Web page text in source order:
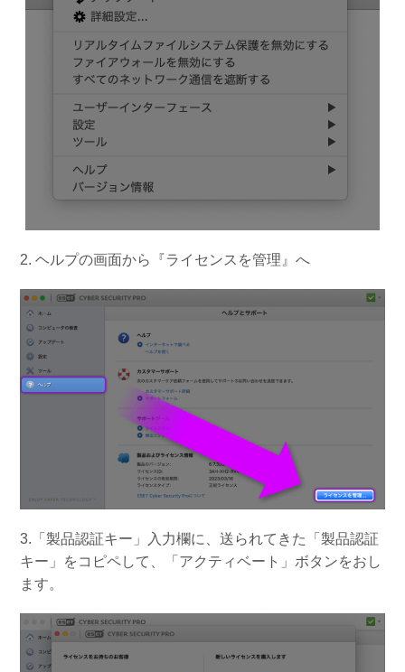
2. ヘルプの画面から『ライセンスを管理』へ
3.「製品認証キー」入力欄に、送られてきた「製品認証
キー」をコピペして、「アクティベート」ボタンをおし
ます。